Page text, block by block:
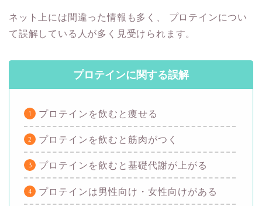
ネット上には間違った情報も多く、
プロテインについ
て誤解している人が多く見受けられます。
プロテインに関する誤解
プロテインを飲むと痩せる
プロテインを飲むと筋肉がつく
プロテインを飲むと基礎代謝が上がる
プロテインは男性向け・女性向けがある